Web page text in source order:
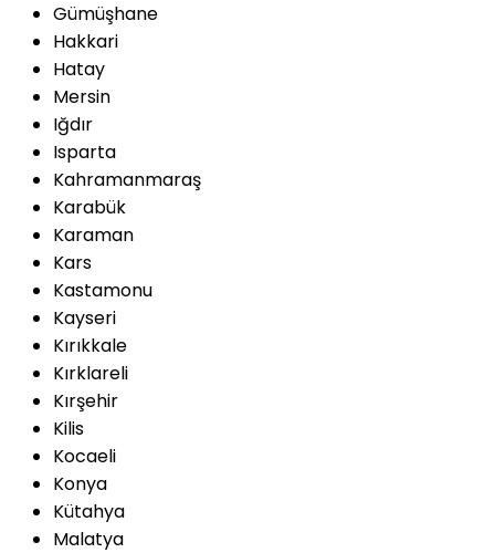
Gümüşhane
Hakkari
Hatay
Mersin
Iğdır
Isparta
Kahramanmaraş
Karabük
Karaman
Kars
Kastamonu
Kayseri
Kırıkkale
Kırklareli
Kırşehir
Kilis
Kocaeli
Konya
Kütahya
Malatya